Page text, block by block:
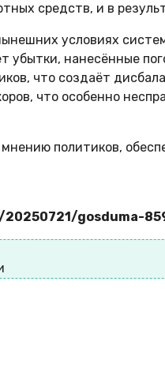
средств, и в
условиях
убытки, нанесённые
что создаёт
что особенно
политиков,
gosduma-